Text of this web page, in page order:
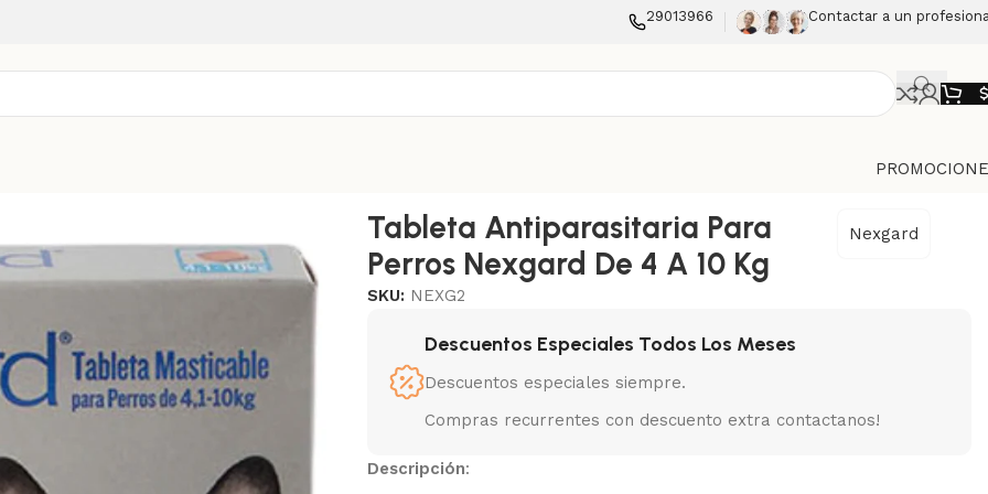
29013966 Contactar a un
$
Tableta Antiparasitaria Para
Perros Nexgard De 4 A 10 Kg
Nexgard
SKU: NEXG2
Descuentos Especiales Todos Los Meses
Descuentos especiales siempre.
Compras recurrentes con descuento extra contactanos!
Descripción: